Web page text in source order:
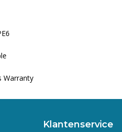
Warranty
Klantenservice